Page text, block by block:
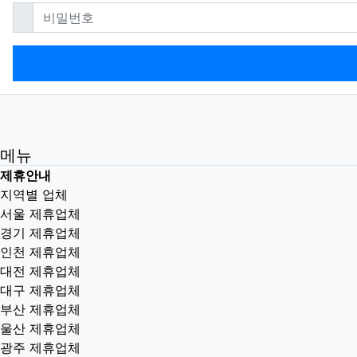
비밀번호필수
메뉴
제휴안내
지역별 업체
서울 제휴업체
경기 제휴업체
인천 제휴업체
대전 제휴업체
대구 제휴업체
부산 제휴업체
울산 제휴업체
광주 제휴업체